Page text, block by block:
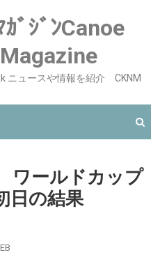
ｶﾞｼﾞﾝCanoe
ニュースや情報を紹介 CKNM
ワールドカップ
の結果